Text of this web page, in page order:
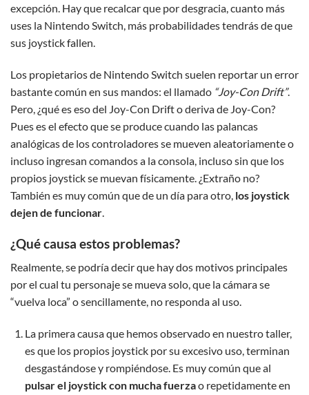
excepción. Hay que recalcar que por desgracia, cuanto más
uses la Nintendo Switch, más probabilidades tendrás de que
sus joystick fallen.
Los propietarios de Nintendo Switch suelen reportar un error
bastante común en sus mandos: el llamado “Joy-Con Drift”.
Pero, ¿qué es eso del Joy-Con Drift o deriva de Joy-Con?
Pues es el efecto que se produce cuando las palancas
analógicas de los controladores se mueven aleatoriamente o
incluso ingresan comandos a la consola, incluso sin que los
propios joystick se muevan físicamente. ¿Extraño no?
También es muy común que de un día para otro, los joystick
dejen de funcionar
¿Qué causa estos problemas?
Realmente, se podría decir que hay dos motivos principales
por el cual tu personaje se mueva solo, que la cámara se
“vuelva loca” o sencillamente, no responda al uso.
La primera causa que hemos observado en nuestro taller,
es que los propios joystick por su excesivo uso, terminan
desgastándose y rompiéndose. Es muy común que al
pulsar el joystick con mucha fuerzao repetidamente en